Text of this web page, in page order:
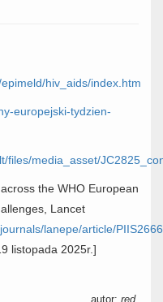
hiv_aids/index.htm
europejski-tydzien-
files/media_asset/
the WHO European
Lancet
lanepe/article/
listopada 2025r.]
autor: red.